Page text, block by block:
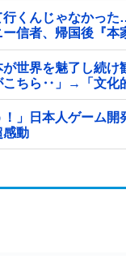
行くんじゃなかっ
ー信者、帰国後『本
世界を魅了し続け
こちら‥」→「文化
」日本人ゲーム開
感動